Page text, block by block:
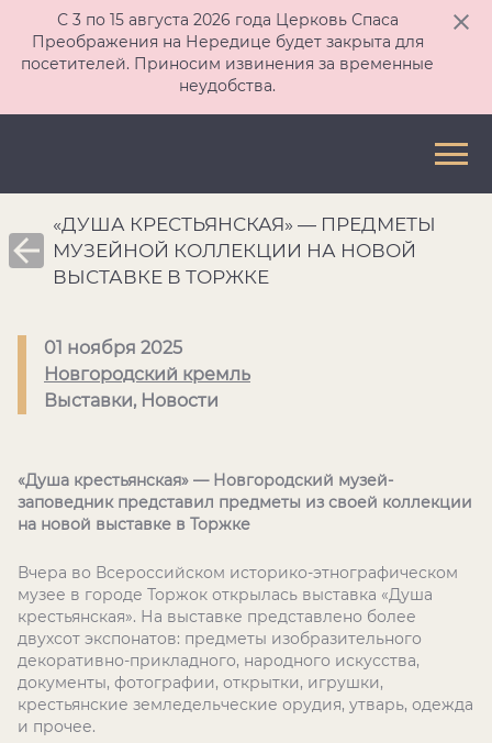
С 3 по 15 августа 2026 года Церковь Спаса
Преображения на Нередице будет закрыта для
посетителей. Приносим извинения за временные
неудобства.
«ДУША КРЕСТЬЯНСКАЯ» — ПРЕДМЕТЫ
МУЗЕЙНОЙ КОЛЛЕКЦИИ НА НОВОЙ
ВЫСТАВКЕ В ТОРЖКЕ
01 ноября 2025
Новгородский кремль
Выставки, Новости
«Душа крестьянская» — Новгородский музей-
заповедник представил предметы из своей коллекции
на новой выставке в Торжке
Вчера во Всероссийском историко-этнографическом
музее в городе Торжок открылась выставка «Душа
крестьянская». На выставке представлено более
двухсот экспонатов: предметы изобразительного
декоративно-прикладного, народного искусства,
документы, фотографии, открытки, игрушки,
крестьянские земледельческие орудия, утварь, одежда
и прочее.